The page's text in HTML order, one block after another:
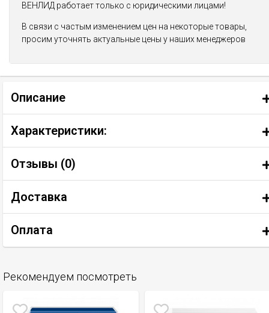
ВЕНЛИД работает только с юридическими лицами!
В связи с частым изменением цен на некоторые товары,
просим уточнять актуальные цены у наших менеджеров
Описание
Характеристики:
Отзывы (0)
Доставка
Оплата
Рекомендуем посмотреть